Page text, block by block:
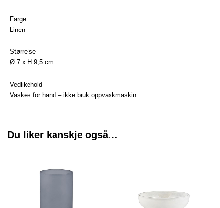
Farge
Linen
Størrelse
Ø.7 x H.9,5 cm
Vedlikehold
Vaskes for hånd – ikke bruk oppvaskmaskin.
Du liker kanskje også…